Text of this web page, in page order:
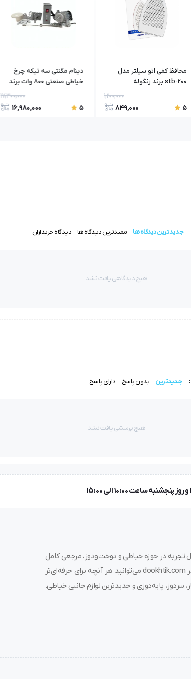
محافظ کفی اتو سیلتر مدل
stb-200 برند زنگوله
5
1,200,000
849,000
دینام مگنتی سه تیکه چرخ
خیاطی صنعتی 800 وات برند
5
17,300,000
16,980,000
جدیدترین دیدگاه ها مفیدترین دیدگاه ها دیدگاه خریداران
هیچ دیدگاهی یافت نشد
جدیدترین بدون پاسخ دارای پاسخ
هیچ پرسشی یافت نشد
خوش آمدید! 🌟 ما در فروشگاه چرخ خیاطی دوختیک، با بیش از ۴۰ سال تجربه در حوزه خیاطی و دوخت‌ودوز، مرجعی کامل
برای خرید چرخ خیاطی، قیمت چرخ خیاطی، لوازم جانبی و قطعات مرتبط هستیم. در dookhtik.com می‌توانید هر آنچه برای حرفه‌ای‌تر
سردوز، پایه‌دوزی و جدیدترین لوازم جانبی خیاطی.